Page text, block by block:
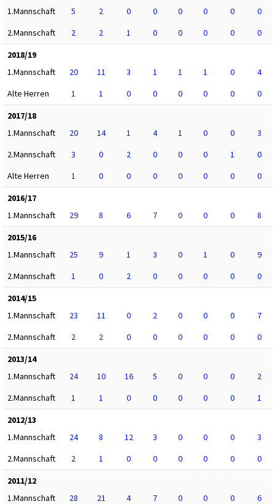
1.Mannschaft
5 2 0 0 0 0 0
0
2.Mannschaft
2 2 1 0 0 0 0
0
2018/19
1.Mannschaft
20 11 3 1 1 1 0
4
Alte Herren
1 1 0 0 0 0 0
0
2017/18
1.Mannschaft
20 14 1 4 1 0 0
3
2.Mannschaft
3 0 2 0 0 0 1
0
Alte Herren
1 0 0 0 0 0 0
0
2016/17
1.Mannschaft
29 8 6 7 0 0 0
8
2015/16
1.Mannschaft
25 9 1 3 0 1 0
9
2.Mannschaft
1 0 2 0 0 0 0
0
2014/15
1.Mannschaft
23 11 0 2 0 0 0
7
2.Mannschaft
2 2 0 0 0 0 0
0
2013/14
1.Mannschaft
24 10 16 5 0 0 0
2
2.Mannschaft
1 1 0 0 0 0 0
1
2012/13
1.Mannschaft
24 8 12 3 0 0 0
3
2.Mannschaft
2 1 0 0 0 0 0
0
2011/12
1.Mannschaft
28 21 4 7 0 0 0
6